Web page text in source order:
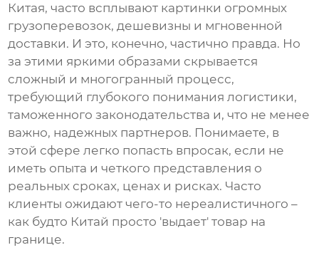
Китая, часто всплывают картинки огромных
грузоперевозок, дешевизны и мгновенной
доставки. И это, конечно, частично правда. Но
за этими яркими образами скрывается
сложный и многогранный процесс,
требующий глубокого понимания логистики,
таможенного законодательства и, что не менее
важно, надежных партнеров. Понимаете, в
этой сфере легко попасть впросак, если не
иметь опыта и четкого представления о
реальных сроках, ценах и рисках. Часто
клиенты ожидают чего-то нереалистичного –
как будто Китай просто 'выдает' товар на
границе.